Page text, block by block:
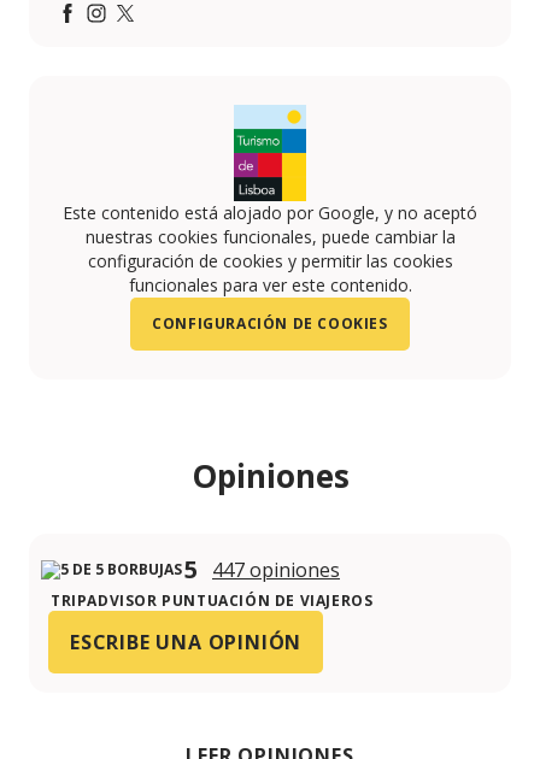
Este contenido está alojado por Google, y no aceptó
nuestras cookies funcionales, puede cambiar la
configuración de cookies y permitir las cookies
funcionales para ver este contenido.
CONFIGURACIÓN DE COOKIES
Opiniones
5 447 opiniones
TRIPADVISOR PUNTUACIÓN DE VIAJEROS
ESCRIBE UNA OPINIÓN